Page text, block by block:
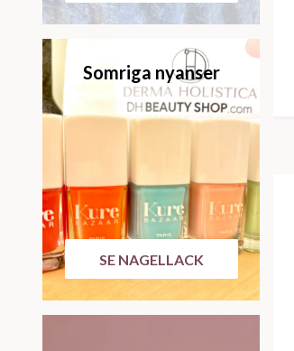
Somriga nyanser
SE NAGELLACK